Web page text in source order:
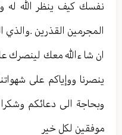
نفسك كيف ينظر الله له
المجرمين القذرين
ان شا ءالله معك لينصرك
ينصرنا ووإياكم على
وبحاجة الى دعائكم وشكرا
موفقين لكل خير